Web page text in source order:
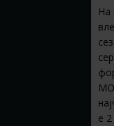
На
е